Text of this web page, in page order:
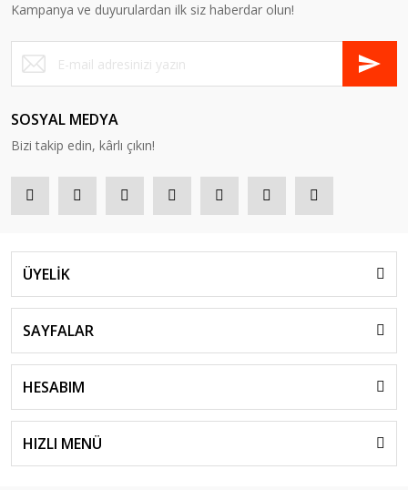
Kampanya ve duyurulardan ilk siz haberdar olun!
SOSYAL MEDYA
Bizi takip edin, kârlı çıkın!
ÜYELİK
SAYFALAR
HESABIM
HIZLI MENÜ